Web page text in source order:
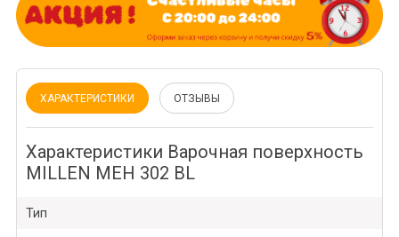
ХАРАКТЕРИСТИКИ ОТЗЫВЫ
Характеристики Варочная поверхность
MILLEN MEH 302 BL
Тип